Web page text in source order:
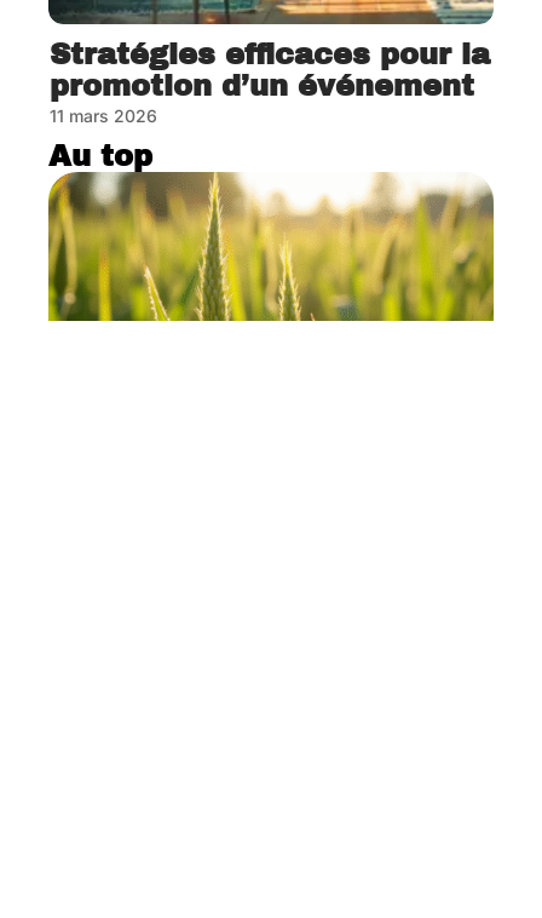
Stratégies efficaces pour la
promotion d’un événement
11 mars 2026
Au top